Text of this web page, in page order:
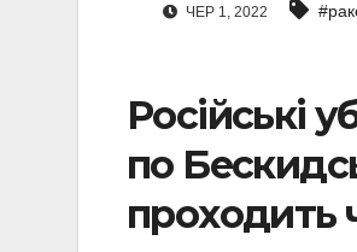
ЧЕР 1, 2022
Російські
по
проходить